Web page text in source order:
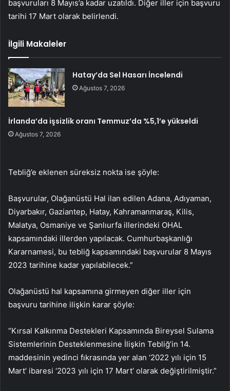
başvuruları 8 Mayıs’a kadar uzatıldı. Diğer iller için başvuru
tarihi 17 Mart olarak belirlendi.
İlgili Makaleler
Hatay’da Sel Hasarı İncelendi
Ağustos 7, 2026
İrlanda’da işsizlik oranı Temmuz’da %5,1’e yükseldi
Ağustos 7, 2026
Tebliğ’e eklenen süreksiz nokta ise şöyle:
Başvurular, Olağanüstü Hal ilan edilen Adana, Adıyaman,
Diyarbakır, Gaziantep, Hatay, Kahramanmaraş, Kilis,
Malatya, Osmaniye ve Şanlıurfa illerindeki OHAL
kapsamındaki illerden yapılacak. Cumhurbaşkanlığı
Kararnamesi, bu tebliğ kapsamındaki başvurular 8 Mayıs
2023 tarihine kadar yapılabilecek.”
Olağanüstü hal kapsamına girmeyen diğer iller için
başvuru tarihine ilişkin karar şöyle:
“Kırsal Kalkınma Destekleri Kapsamında Bireysel Sulama
Sistemlerinin Desteklenmesine İlişkin Tebliğ’in 14.
maddesinin yedinci fıkrasında yer alan ‘2022 yılı için 15
Mart’ ibaresi ‘2023 yılı için 17 Mart’ olarak değiştirilmiştir.”